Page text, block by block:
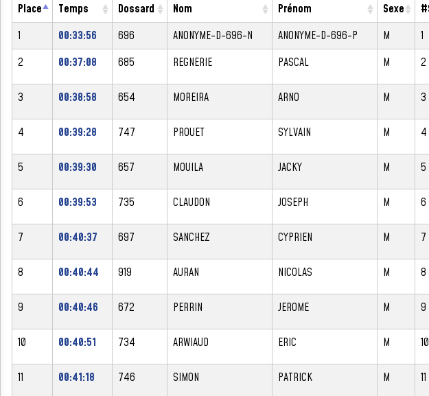
Place Temps Dossard Nom Prénom Sexe
1
00:33:56 696 ANONYME-D-696-N ANONYME-D-696-P M 1
2
00:37:08 685 REGNERIE PASCAL M 2
3 00:38:58 654 MOREIRA ARNO M 3
4 00:39:28 747 PROUET SYLVAIN M 4
5 00:39:30 657 MOUILA JACKY M 5
6 00:39:53 735 CLAUDON JOSEPH M 6
7 00:40:37 697 SANCHEZ CYPRIEN M 7
8 00:40:44 919 AURAN NICOLAS M 8
9 00:40:46 672 PERRIN JEROME M 9
10 00:40:51 734 ARWIAUD ERIC M 10
11 00:41:18 746 SIMON PATRICK M 11